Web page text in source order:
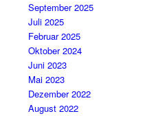
September 2025
Juli 2025
Februar 2025
Oktober 2024
Juni 2023
Mai 2023
Dezember 2022
August 2022